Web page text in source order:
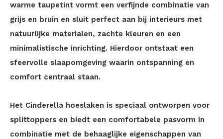
warme taupetint vormt een verfijnde combinatie van
grijs en bruin en sluit perfect aan bij interieurs met
natuurlijke materialen, zachte kleuren en een
minimalistische inrichting. Hierdoor ontstaat een
sfeervolle slaapomgeving waarin ontspanning en
comfort centraal staan.
Het Cinderella hoeslaken is speciaal ontworpen voor
splittoppers en biedt een comfortabele pasvorm in
combinatie met de behaaglijke eigenschappen van